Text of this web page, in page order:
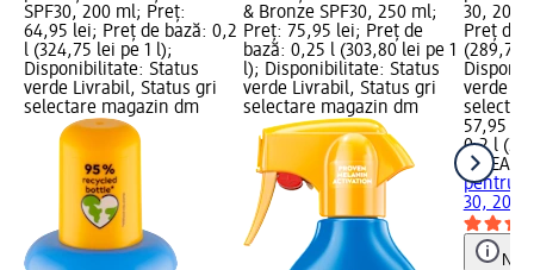
SPF30, 200 ml; Preț:
64,95 lei; Preț de bază: 0,2
l (324,75 lei pe 1 l);
Disponibilitate: Status
verde Livrabil, Status gri
selectare magazin dm
& Bronze SPF30, 250 ml;
Preț: 75,95 lei; Preț de
bază: 0,25 l (303,80 lei pe 1
l); Disponibilitate: Status
verde Livrabil, Status gri
selectare magazin dm
30, 200
Preț de
(289,75
verde
57,95 lei
0,2 l
NIVEA
pentru
30, 200
Notă